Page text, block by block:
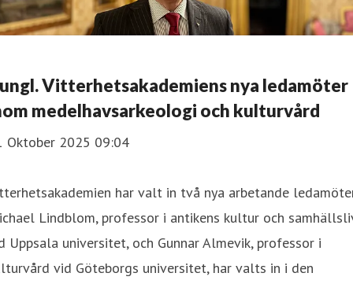
Vitterhetsakademiens nya ledamöter
medelhavsarkeologi och kulturvård
Oktober 2025 09:04
har valt in två nya arbetande
Lindblom, professor i antikens kultur och
Uppsala universitet, och Gunnar Almevik, professor i
vid Göteborgs universitet, har valts in i den